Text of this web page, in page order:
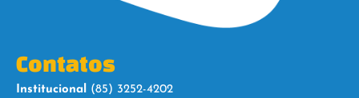
Contatos
Institucional (85) 3252-4202